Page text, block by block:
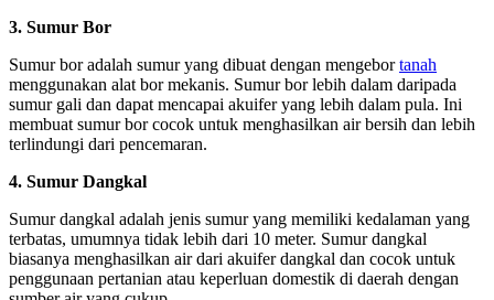
3. Sumur Bor
Sumur bor adalah sumur yang dibuat dengan mengebortanah
menggunakan alat bor mekanis. Sumur bor lebih dalam daripada
sumur gali dan dapat mencapai akuifer yang lebih dalam pula. Ini
membuat sumur bor cocok untuk menghasilkan air bersih dan lebih
terlindungi dari pencemaran.
4. Sumur Dangkal
Sumur dangkal adalah jenis sumur yang memiliki kedalaman yang
terbatas, umumnya tidak lebih dari 10 meter. Sumur dangkal
biasanya menghasilkan air dari akuifer dangkal dan cocok untuk
penggunaan pertanian atau keperluan domestik di daerah dengan